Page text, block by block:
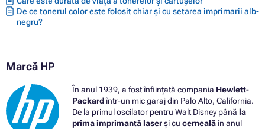
De ce tonerul color este folosit chiar și cu setarea imprimarii alb-
negru?
Marcă HP
În anul 1939, a fost înființată compania Hewlett-
Packardîntr-un mic garaj din Palo Alto, California.
De la primul oscilator pentru Walt Disney până la
prima imprimantă laserși cu cernealăîn anul